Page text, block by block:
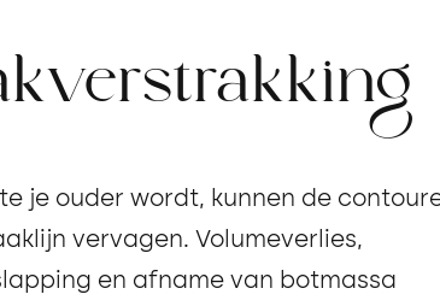
je ouder wordt, kunnen de
vervagen. Volumeverlies,
en afname van botmassa